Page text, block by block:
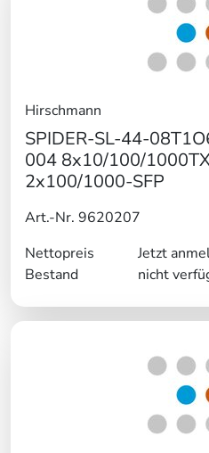
Hirschmann
SPIDER-SL-44-
004 8x10/100/
2x100/1000-SFP
Art.-Nr. 9620207
Nettopreis
Jetzt
Bestand
nicht